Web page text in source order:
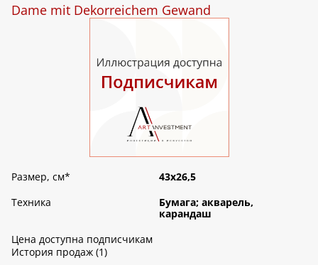
Dame mit Dekorreichem Gewand
Размер, см*
43х26,5
Техника
Бумага; акварель,
карандаш
Цена доступна подписчикам
История продаж (1)